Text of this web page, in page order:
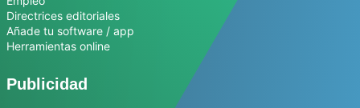
Directrices editoriales
Añade tu software / app
Herramientas online
Publicidad